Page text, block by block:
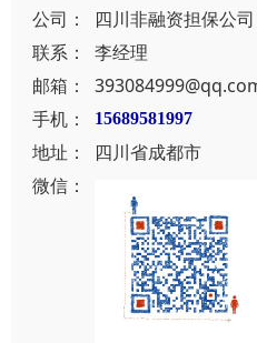
公司：
四川非融资担保公司
联系：
李经理
邮箱：
手机：
15689581997
地址：
四川省成都市
微信：